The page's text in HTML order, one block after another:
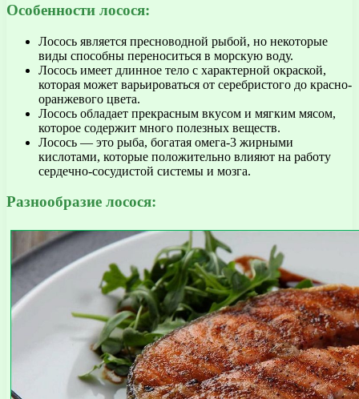
Особенности лосося:
Лосось является пресноводной рыбой, но некоторые
виды способны переноситься в морскую воду.
Лосось имеет длинное тело с характерной окраской,
которая может варьироваться от серебристого до красно-
оранжевого цвета.
Лосось обладает прекрасным вкусом и мягким мясом,
которое содержит много полезных веществ.
Лосось — это рыба, богатая омега-3 жирными
кислотами, которые положительно влияют на работу
сердечно-сосудистой системы и мозга.
Разнообразие лосося: